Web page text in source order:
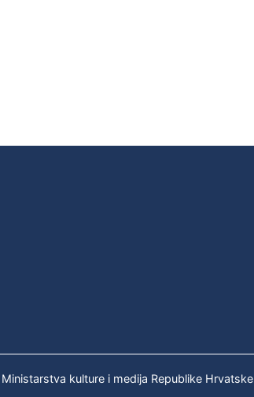
kulture i medija Republike Hrvatske